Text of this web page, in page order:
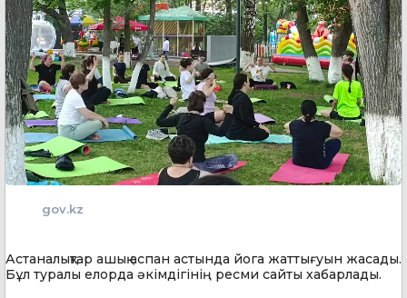
gov.kz
Астаналықтар ашық аспан астында йога жаттығуын жасады.
Бұл туралы елорда әкімдігінің ресми сайты хабарлады.